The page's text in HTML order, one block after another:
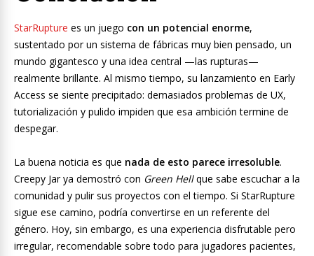
StarRupture es un juego con un potencial enorme,
sustentado por un sistema de fábricas muy bien pensado, un
mundo gigantesco y una idea central —las rupturas—
realmente brillante. Al mismo tiempo, su lanzamiento en Early
Access se siente precipitado: demasiados problemas de UX,
tutorialización y pulido impiden que esa ambición termine de
despegar.
La buena noticia es que nada de esto parece irresoluble.
Creepy Jar ya demostró con Green Hellque sabe escuchar a la
comunidad y pulir sus proyectos con el tiempo. Si StarRupture
sigue ese camino, podría convertirse en un referente del
género. Hoy, sin embargo, es una experiencia disfrutable pero
irregular, recomendable sobre todo para jugadores pacientes,